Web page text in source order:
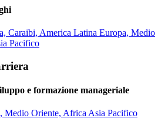
Caraibi, America Latina Europa, Medio
Pacifico
e formazione manageriale
Medio Oriente, Africa Asia Pacifico